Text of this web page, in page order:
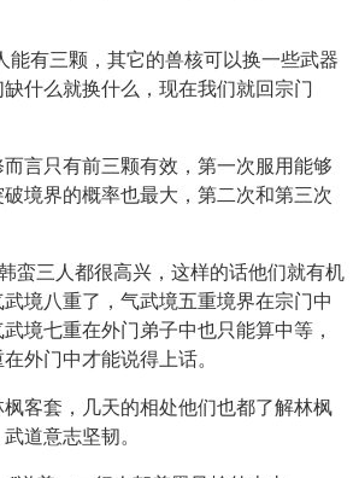
能有三颗，其它的兽核可以换一些武器
什么就换什么，现在我们就回宗门
言只有前三颗有效，第一次服用能够
境界的概率也最大，第二次和第三次
蛮三人都很高兴，这样的话他们就有机
境八重了，气武境五重境界在宗门中
境七重在外门弟子中也只能算中等，
外门中才能说得上话。
客套，几天的相处他们也都了解林枫
道意志坚韧。